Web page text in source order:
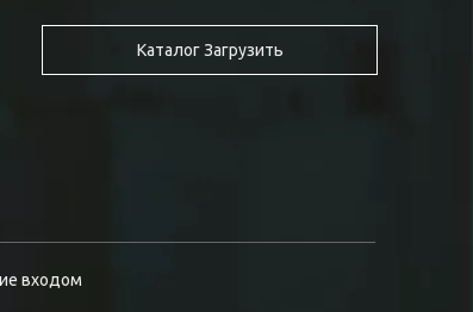
Каталог Загрузить
входом